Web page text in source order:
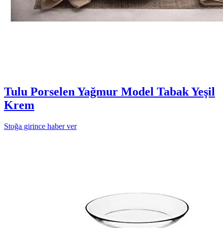
Tulu Porselen Yağmur Model Tabak Yeşil
Krem
Stoğa girince haber ver